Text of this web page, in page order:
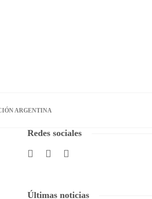
ARGENTINA
Redes sociales
Últimas noticias